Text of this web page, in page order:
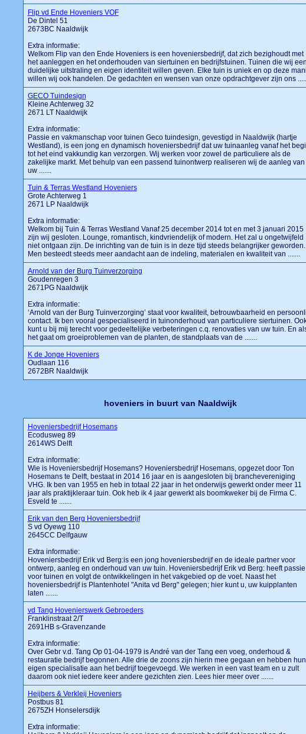
Flip vd Ende Hoveniers VOF
De Dintel 51
2673BC Naaldwijk
Extra informatie:
Welkom Flip van den Ende Hoveniers is een hoveniersbedrijf, dat zich bezighoudt met
het aanleggen en het onderhouden van siertuinen en bedrijfstuinen. Tuinen die wij een
duidelijke uitstraling en eigen identiteit willen geven. Elke tuin is uniek en op deze
willen wij ook handelen. De gedachten en wensen van onze opdrachtgever zijn ons
GECO Tuindesign
Kleine Achterweg 32
2671 LT Naaldwijk
Extra informatie:
Passie en vakmanschap voor tuinen Geco tuindesign, gevestigd in Naaldwijk (hartje
Westland), is een jong en dynamisch hoveniersbedrijf dat uw tuinaanleg vanaf het
tot het eind vakkundig kan verzorgen. Wij werken voor zowel de particuliere als de
zakelijke markt. Met behulp van een passend tuinontwerp realiseren wij de aanleg van
uw .......
Tuin & Terras Westland Hoveniers
Grote Achterweg 1
2671 LP Naaldwijk
Extra informatie:
Welkom bij Tuin & Terras Westland Vanaf 25 december 2014 tot en met 3 januari 2015
zijn wij gesloten. Lounge, romantisch, kindvriendelijk of modern. Het zal u ongetwijfeld
niet ontgaan zijn. De inrichting van de tuin is in deze tijd steeds belangrijker geworden.
Men besteedt steeds meer aandacht aan de indeling, materialen en kwaliteit van .......
Arnold van der Burg Tuinverzorging
Goudenregen 3
2671PG Naaldwijk
Extra informatie:
‘Arnold van der Burg Tuinverzorging’ staat voor kwaliteit, betrouwbaarheid en
contact. Ik ben vooral gespecialiseerd in tuinonderhoud van particuliere siertuinen.
kunt u bij mij terecht voor gedeeltelijke verbeteringen c.q. renovaties van uw tuin. En
het gaat om groeiproblemen van de planten, de standplaats van de .......
K de Jonge Hoveniers
Oudlaan 116
2672BR Naaldwijk
hoveniers in buurt van Naaldwijk
Hoveniersbedrijf Hosemans
Ecodusweg 89
2614WS Delft
Extra informatie:
Wie is Hoveniersbedrijf Hosemans? Hoveniersbedrijf Hosemans, opgezet door Ton
Hosemans te Delft, bestaat in 2014 16 jaar en is aangesloten bij branchevereniging
VHG. Ik ben van 1955 en heb in totaal 22 jaar in het onderwijs gewerkt onder meer 11
jaar als praktijkleraar tuin. Ook heb ik 4 jaar gewerkt als boomkweker bij de Firma C.
Esveld te .......
Erik van den Berg Hoveniersbedrijf
S vd Oyewg 110
2645CC Delfgauw
Extra informatie:
Hoveniersbedrijf Erik vd Berg:is een jong hoveniersbedrijf en de ideale partner voor
ontwerp, aanleg en onderhoud van uw tuin. Hoveniersbedrijf Erik vd Berg: heeft passie
voor tuinen en volgt de ontwikkelingen in het vakgebied op de voet. Naast het
hoveniersbedrijf is Plantenhotel "Anita vd Berg" gelegen; hier kunt u, uw kuipplanten
laten .......
vd Tang Hovenierswerk Gebroeders
Franklinstraat 2/T
2691HB s-Gravenzande
Extra informatie:
Over Gebr v.d. Tang Op 01-04-1979 is André van der Tang een voeg, onderhoud &
restauratie bedrijf begonnen. Alle drie de zoons zijn hierin mee gegaan en hebben hun
eigen specialisatie aan het bedrijf toegevoegd. We werken in een vast team en u zult
daarom ook niet iedere keer andere gezichten zien. Lees hier meer over .......
Heijbers & Verkleij Hoveniers
Postbus 81
2675ZH Honselersdijk
Extra informatie: